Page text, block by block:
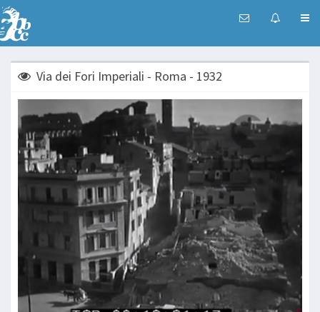
Via dei Fori Imperiali - Roma - 1932